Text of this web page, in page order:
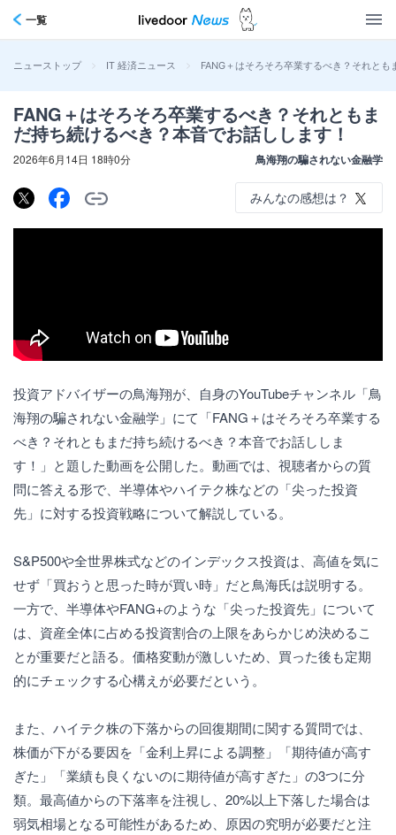
一覧
ニューストップ > IT 経済ニュース > FANG＋はそろそろ卒業するべき？それと
FANG＋はそろそろ卒業するべき？それともま
だ持ち続けるべき？本音でお話しします！
2026年6月14日 18時0分 鳥海翔の騙されない金融学
みんなの感想は？
投資アドバイザーの鳥海翔が、自身のYouTubeチャンネル「鳥
海翔の騙されない金融学」にて「FANG＋はそろそろ卒業する
べき？それともまだ持ち続けるべき？本音でお話ししま
す！」と題した動画を公開した。動画では、視聴者からの質
問に答える形で、半導体やハイテク株などの「尖った投資
先」に対する投資戦略について解説している。
S&P500や全世界株式などのインデックス投資は、高値を気に
せず「買おうと思った時が買い時」だと鳥海氏は説明する。
一方で、半導体やFANG+のような「尖った投資先」について
は、資産全体に占める投資割合の上限をあらかじめ決めるこ
とが重要だと語る。価格変動が激しいため、買った後も定期
的にチェックする心構えが必要だという。
また、ハイテク株の下落からの回復期間に関する質問では、
株価が下がる要因を「金利上昇による調整」「期待値が高す
ぎた」「業績も良くないのに期待値が高すぎた」の3つに分
類。最高値からの下落率を注視し、20%以上下落した場合は
弱気相場となる可能性があるため、原因の究明が必要だと注